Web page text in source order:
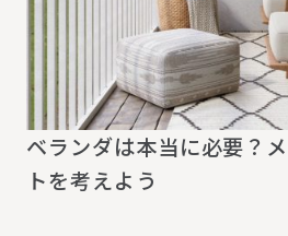
ベランダは本当に必要？
トを考えよう